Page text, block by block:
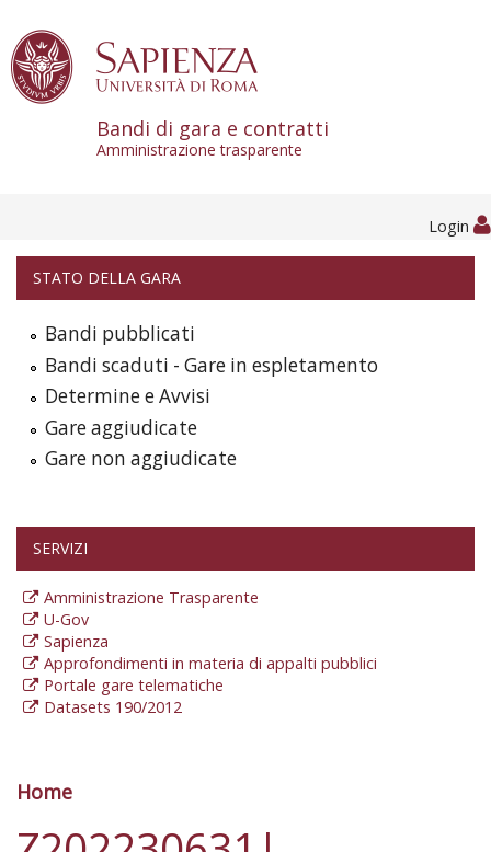
Bandi di gara e contratti
Amministrazione trasparente
Login
STATO DELLA GARA
Bandi pubblicati
Bandi scaduti - Gare in espletamento
Determine e Avvisi
Gare aggiudicate
Gare non aggiudicate
SERVIZI
Amministrazione Trasparente
U-Gov
Sapienza
Approfondimenti in materia di appalti pubblici
Portale gare telematiche
Datasets 190/2012
Tu sei qui
Home